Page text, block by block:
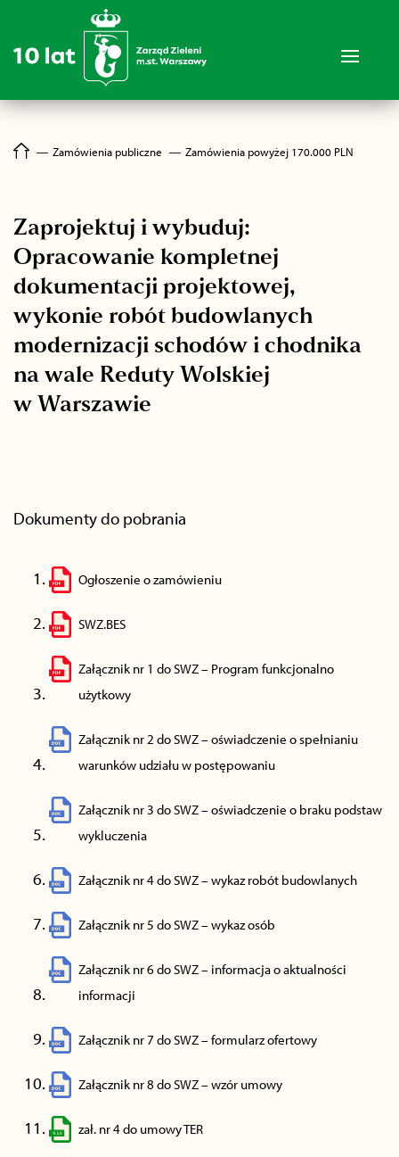
― Zamówienia publiczne ― Zamówienia powyżej 170.000 PLN
Zaprojektuj i wybuduj:
Opracowanie kompletnej
dokumentacji projektowej,
wykonie robót budowlanych
modernizacji schodów i chodnika
na wale Reduty Wolskiej
w Warszawie
Dokumenty do pobrania
Ogłoszenie o zamówieniu
SWZ.BES
Załącznik nr 1 do SWZ – Program funkcjonalno
użytkowy
Załącznik nr 2 do SWZ – oświadczenie o spełnianiu
warunków udziału w postępowaniu
Załącznik nr 3 do SWZ – oświadczenie o braku podstaw
wykluczenia
Załącznik nr 4 do SWZ – wykaz robót budowlanych
Załącznik nr 5 do SWZ – wykaz osób
Załącznik nr 6 do SWZ – informacja o aktualności
informacji
Załącznik nr 7 do SWZ – formularz ofertowy
Załącznik nr 8 do SWZ – wzór umowy
zał. nr 4 do umowy TER